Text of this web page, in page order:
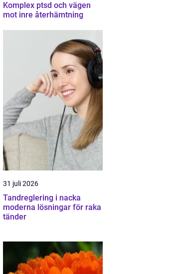
Komplex ptsd och vägen
mot inre återhämtning
31 juli 2026
Tandreglering i nacka
moderna lösningar för raka
tänder